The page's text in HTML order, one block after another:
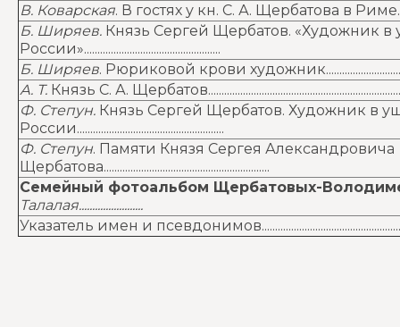
В. Коварская. В гостях у кн. С. А. Щербатова в
Б. Ширяев. Князь Сергей Щербатов. «Художник
России»...................................................
Б. Ширяев. Рюриковой крови
А. Т. Князь С. А.
Ф. Степун. Князь Сергей Щербатов. Художник в
России.......................................................
Ф. Степун. Памяти Князя Сергея Александровича
Щербатова..............................................................
Cемейный фотоальбом Щербатовых-
Талалая........................
Указатель имен и